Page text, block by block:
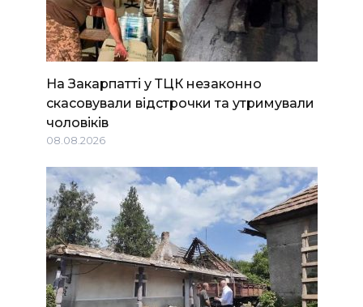
На Закарпатті у ТЦК незаконно
скасовували відстрочки та утримували
чоловіків
08.08.2026